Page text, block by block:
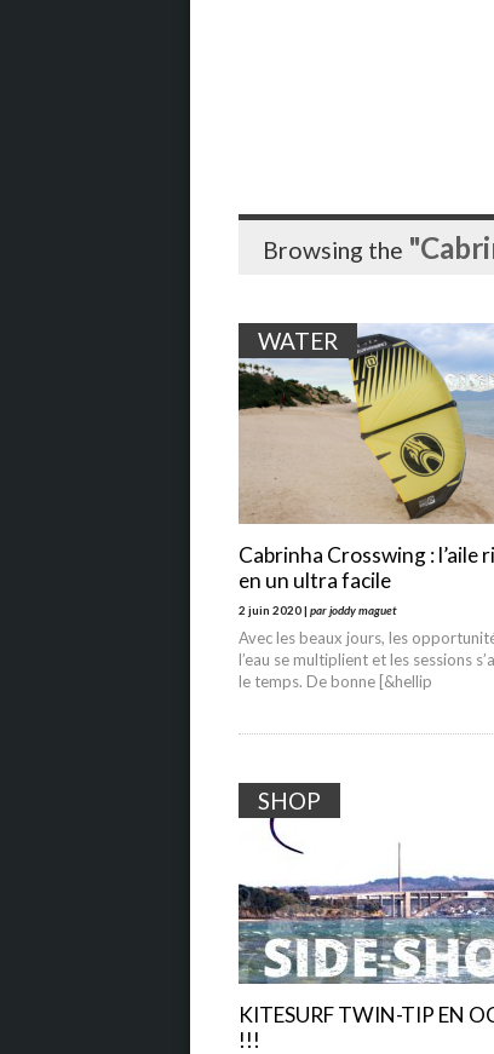
Browsing the
WATER
Cabrinha Crosswing : l’aile
en un ultra facile
2 juin 2020 | par joddy maguet
Avec les beaux jours, les
l’eau se multiplient et les sessions
le temps. De bonne [&hellip
SHOP
KITESURF TWIN-TIP EN
!!!